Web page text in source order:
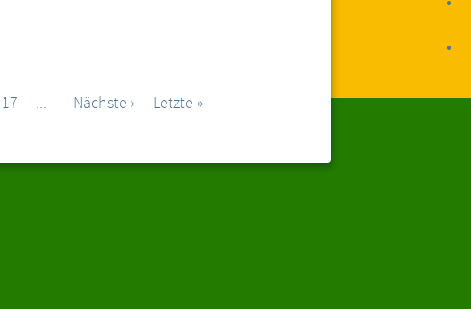
17 ... Nächste › Letzte »